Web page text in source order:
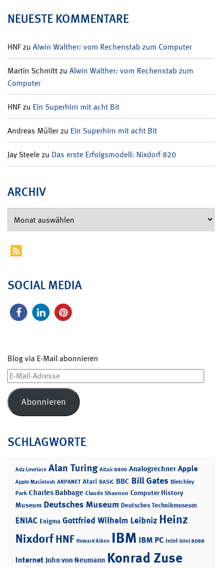
NEUESTE KOMMENTARE
HNFzu Alwin Walther: vom Rechenstab zum Computer
Martin Schmittzu Alwin Walther: vom Rechenstab zum
Computer
HNFzu Ein Superhirn mit acht Bit
Andreas Müllerzu Ein Superhirn mit acht Bit
Jay Steelezu Das erste Erfolgsmodell: Nixdorf 820
ARCHIV
SOCIAL MEDIA
Blog via E-Mail abonnieren
E-
Mail-
Adresse
Abonnieren
SCHLAGWORTE
Ada Lovelace Alan Turing Altair 8800 Analogrechner Apple
Apple Macintosh ARPANET Atari BASIC BBC Bill Gates Bletchley
Park Charles Babbage Claude Shannon Computer History
Museum Deutsches Museum Deutsches Technikmuseum
ENIAC Enigma Gottfried Wilhelm Leibniz Heinz
NixdorfHNF Howard Aiken IBM IBM PC Intel Intel 8088
Internet John von Neumann Konrad Zuse